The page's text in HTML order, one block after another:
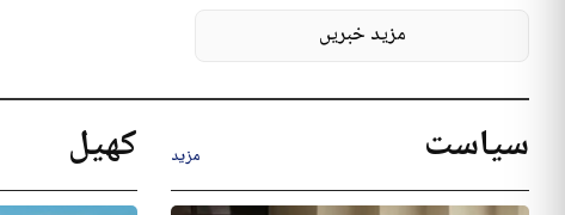
مزید خبریں
سیاست مزید کھیل